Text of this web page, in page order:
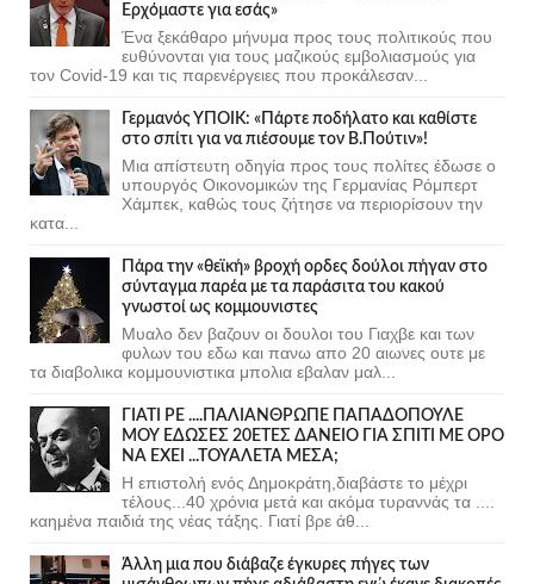
Ερχόμαστε για εσάς»
Ένα ξεκάθαρο μήνυμα προς τους πολιτικούς που
ευθύνονται για τους μαζικούς εμβολιασμούς για
τον Covid-19 και τις παρενέργειες που προκάλεσαν...
Γερμανός ΥΠΟΙΚ: «Πάρτε ποδήλατο και καθίστε
στο σπίτι για να πιέσουμε τον Β.Πούτιν»!
Μια απίστευτη οδηγία προς τους πολίτες έδωσε ο
υπουργός Οικονομικών της Γερμανίας Ρόμπερτ
Χάμπεκ, καθώς τους ζήτησε να περιορίσουν την
κατα...
Πάρα την «θεϊκή» βροχή ορδες δούλοι πήγαν στο
σύνταγμα παρέα με τα παράσιτα του κακού
γνωστοί ως κομμουνιστες
Μυαλο δεν βαζουν οι δουλοι του Γιαχβε και των
φυλων του εδω και πανω απο 20 αιωνες ουτε με
τα διαβολικα κομμουνιστικα μπολια εβαλαν μαλ...
ΓΙΑΤΙ ΡΕ ....ΠΑΛΙΑΝΘΡΩΠΕ ΠΑΠΑΔΟΠΟΥΛΕ
ΜΟΥ ΕΔΩΣΕΣ 20ΕΤΕΣ ΔΑΝΕΙΟ ΓΙΑ ΣΠΙΤΙ ΜΕ ΟΡΟ
ΝΑ ΕΧΕΙ ...ΤΟΥΑΛΕΤΑ ΜΕΣΑ;
Η επιστολή ενός Δημοκράτη,διαβάστε το μέχρι
τέλους...40 χρόνια μετά και ακόμα τυραννάς τα ....
καημένα παιδιά της νέας τάξης. Γιατί βρε άθ...
Άλλη μια που διάβαζε έγκυρες πήγες των